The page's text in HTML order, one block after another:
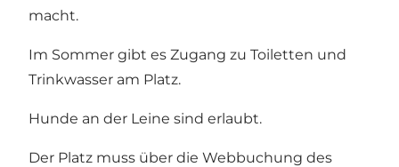
macht.
Im Sommer gibt es Zugang zu Toiletten und
Trinkwasser am Platz.
Hunde an der Leine sind erlaubt.
Der Platz muss über die Webbuchung des